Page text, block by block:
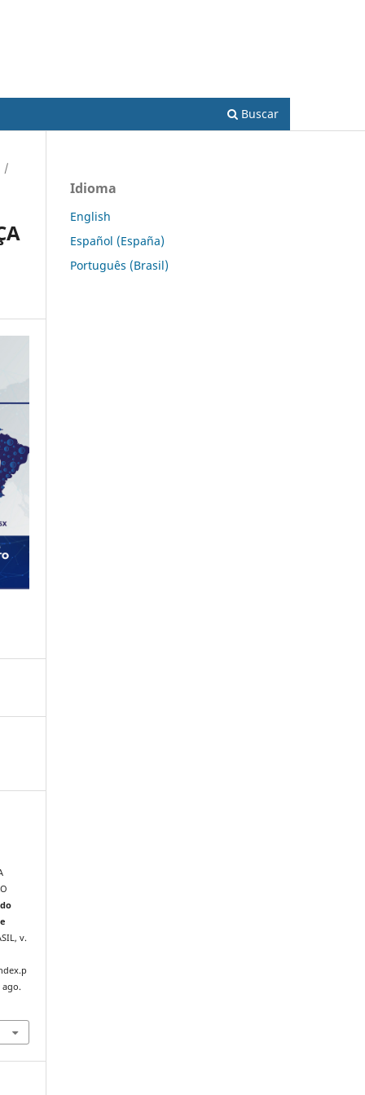
Buscar
/
v.
Idioma
English
Español (España)
Português (Brasil)